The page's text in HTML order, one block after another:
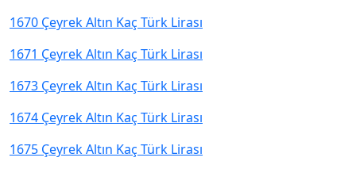
1670 Çeyrek Altın Kaç Türk Lirası
1671 Çeyrek Altın Kaç Türk Lirası
1673 Çeyrek Altın Kaç Türk Lirası
1674 Çeyrek Altın Kaç Türk Lirası
1675 Çeyrek Altın Kaç Türk Lirası